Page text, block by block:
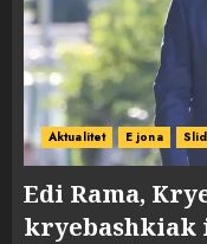
Aktualitet E jona
Edi Rama,
kryebashkiak